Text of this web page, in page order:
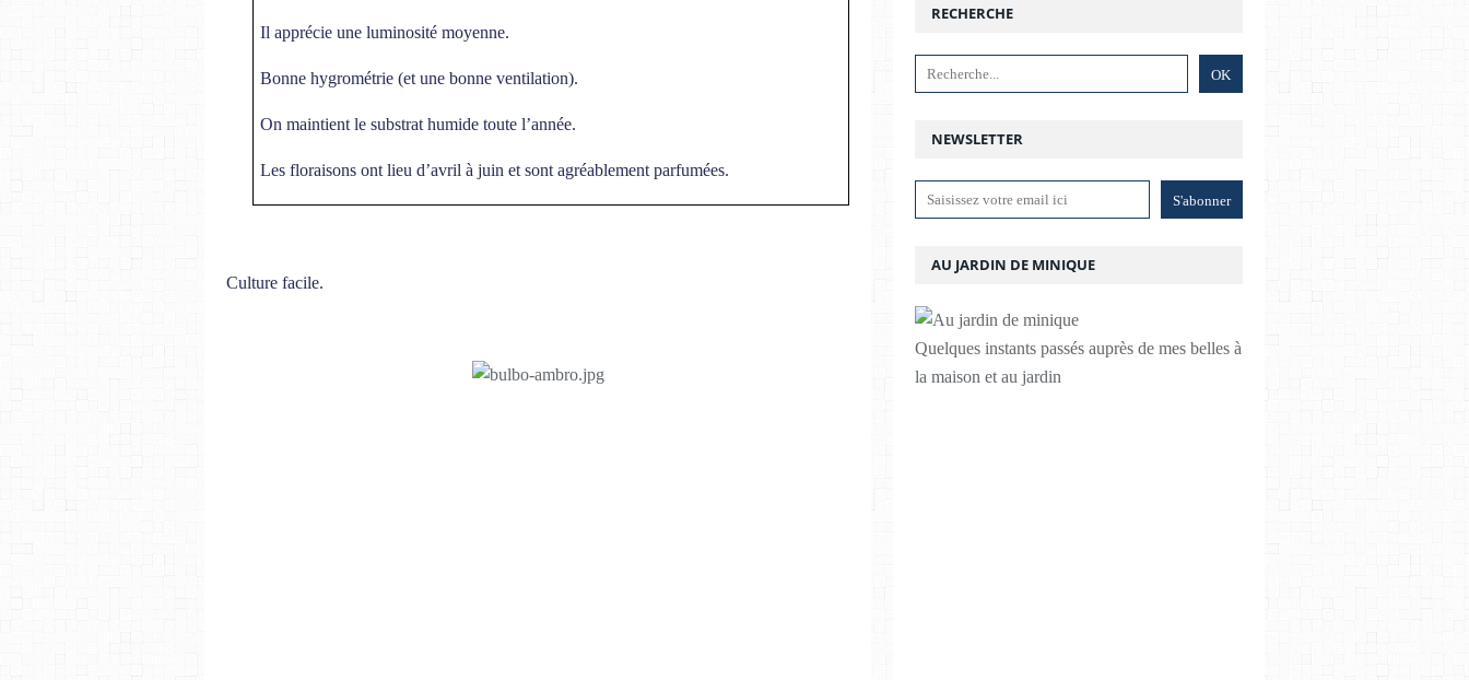
Il apprécie une luminosité moyenne.
Bonne hygrométrie (et une bonne ventilation).
On maintient le substrat humide toute l’année.
Les floraisons ont lieu d’avril à juin et sont agréablement parfumées.
Culture facile.
NEWSLETTER
RECHERCHE
AU JARDIN DE MINIQUE
Quelques instants passés auprès de mes belles à
la maison et au jardin